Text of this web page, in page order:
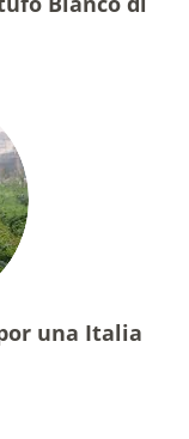
una Italia